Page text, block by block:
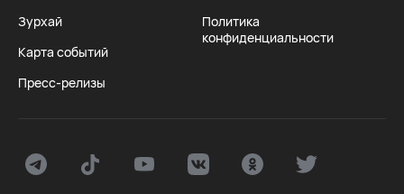
Зурхай
Карта событий
Пресс-релизы
Политика
конфиденциальности